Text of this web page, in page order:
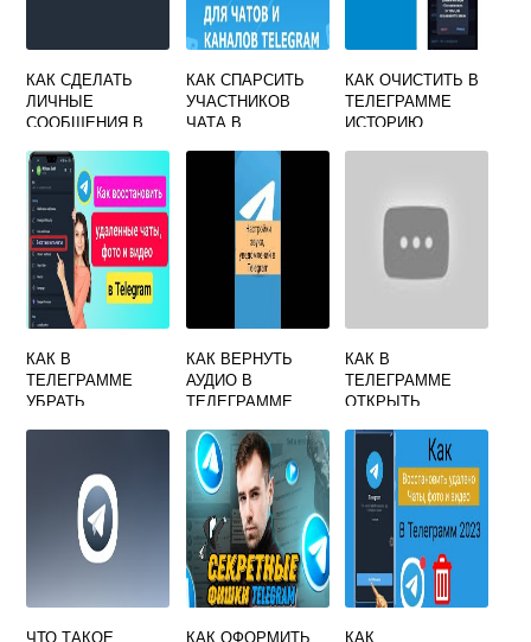
КАК СДЕЛАТЬ
ЛИЧНЫЕ
СООБЩЕНИЯ В
КАК СПАРСИТЬ
УЧАСТНИКОВ
ЧАТА В
КАК ОЧИСТИТЬ В
ТЕЛЕГРАММЕ
ИСТОРИЮ
КАК В
ТЕЛЕГРАММЕ
УБРАТЬ
КАК ВЕРНУТЬ
АУДИО В
ТЕЛЕГРАММЕ
КАК В
ТЕЛЕГРАММЕ
ОТКРЫТЬ
ЧТО ТАКОЕ
КАК ОФОРМИТЬ
КАК